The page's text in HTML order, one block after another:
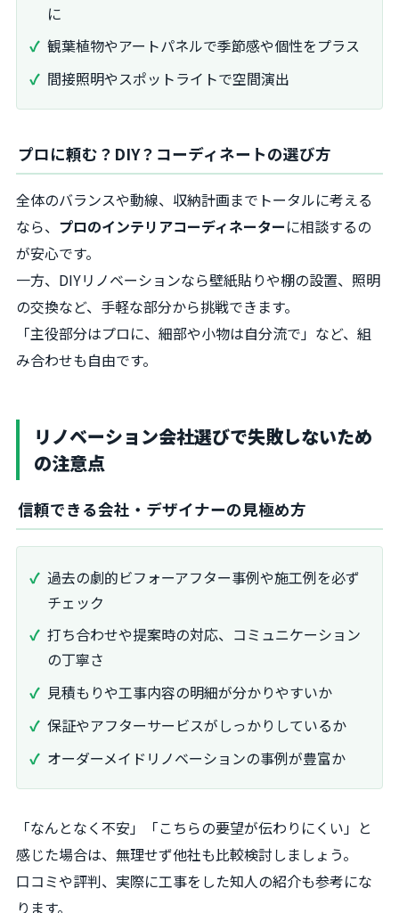
に
観葉植物やアートパネルで季節感や個性をプラス
間接照明やスポットライトで空間演出
プロに頼む？DIY？コーディネートの選び方
全体のバランスや動線、収納計画までトータルに考える
なら、 プロのインテリアコーディネーターに相談するの
が安心です。
一方、DIYリノベーションなら壁紙貼りや棚の設置、照明
の交換など、手軽な部分から挑戦できます。
「主役部分はプロに、細部や小物は自分流で」など、組
み合わせも自由です。
リノベーション会社選びで失敗しないため
の注意点
信頼できる会社・デザイナーの見極め方
過去の劇的ビフォーアフター事例や施工例を必ず
チェック
打ち合わせや提案時の対応、コミュニケーション
の丁寧さ
見積もりや工事内容の明細が分かりやすいか
保証やアフターサービスがしっかりしているか
オーダーメイドリノベーションの事例が豊富か
「なんとなく不安」「こちらの要望が伝わりにくい」と
感じた場合は、無理せず他社も比較検討しましょう。
口コミや評判、実際に工事をした知人の紹介も参考にな
ります。